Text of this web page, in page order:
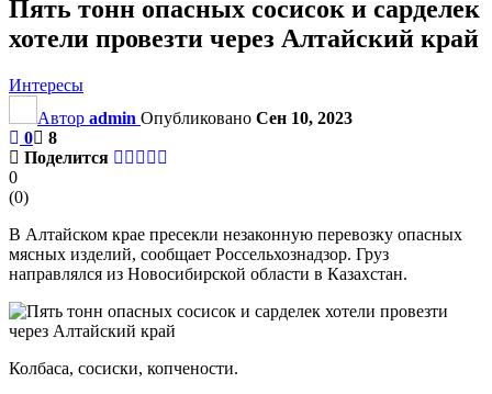
Пять тонн опасных сосисок и сарделек
хотели провезти через Алтайский край
Интересы
Автор admin Опубликовано Сен 10, 2023
0
8
Поделится
0
(0)
В Алтайском крае пресекли незаконную перевозку опасных
мясных изделий, сообщает Россельхознадзор. Груз
направлялся из Новосибирской области в Казахстан.
Колбаса, сосиски, копчености.